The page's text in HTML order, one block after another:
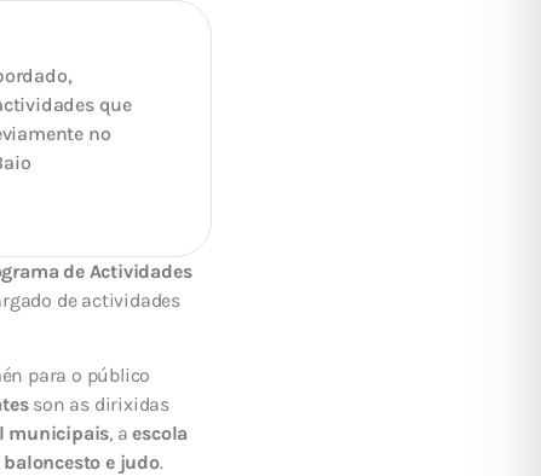
que
no
de Actividades
de actividades
para o público
son as dirixidas
municipais, aescola
e judo.